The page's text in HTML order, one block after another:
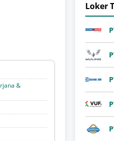
&
Loker